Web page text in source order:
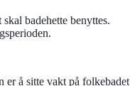
badehette benyttes.
er å sitte vakt på